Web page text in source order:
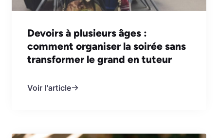
Devoirs à plusieurs âges :
comment organiser la soirée sans
transformer le grand en tuteur
Voir l’article